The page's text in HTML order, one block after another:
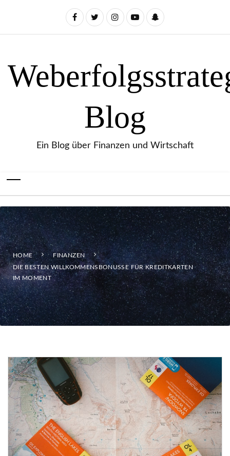
Blog
Ein Blog über Finanzen und Wirtschaft
HOME
FINANZEN
DIE BESTEN WILLKOMMENSBONUSSE FÜR KREDITKARTEN
IM MOMENT